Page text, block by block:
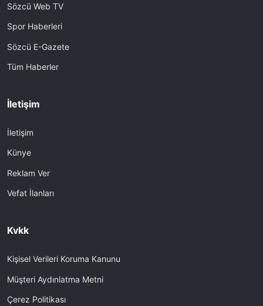
Sözcü Web TV
Spor Haberleri
Sözcü E-Gazete
Tüm Haberler
İletişim
İletişim
Künye
Reklam Ver
Vefat İlanları
Kvkk
Kişisel Verileri Koruma Kanunu
Müşteri Aydınlatma Metni
Çerez Politikası